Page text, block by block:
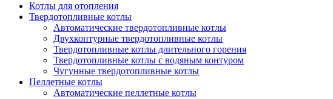
Котлы для отопления
Твердотопливные котлы
Автоматические твердотопливные котлы
Двухконтурные твердотопливные котлы
Твердотопливные котлы длительного горения
Твердотопливные котлы с водяным контуром
Чугунные твердотопливные котлы
Пеллетные котлы
Автоматические пеллетные котлы